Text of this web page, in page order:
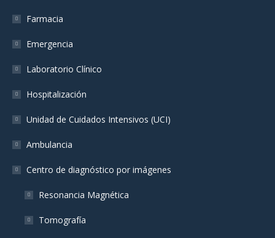
new
window
new
window
new
window
Farmacia
Emergencia
Laboratorio Clínico
Hospitalización
Unidad de Cuidados Intensivos (UCI)
Ambulancia
Centro de diagnóstico por imágenes
Resonancia Magnética
Tomografía